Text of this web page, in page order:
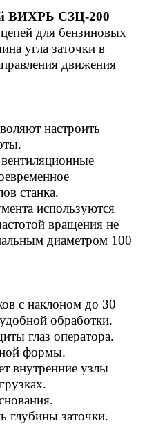
ВИХРЬ СЗЦ-200
для бензиновых
угла заточки в
движения
настроить
станка.
используются
вращения не
диаметром 100
с наклоном до 30
обработки.
глаз оператора.
формы.
внутренние узлы
глубины заточки.